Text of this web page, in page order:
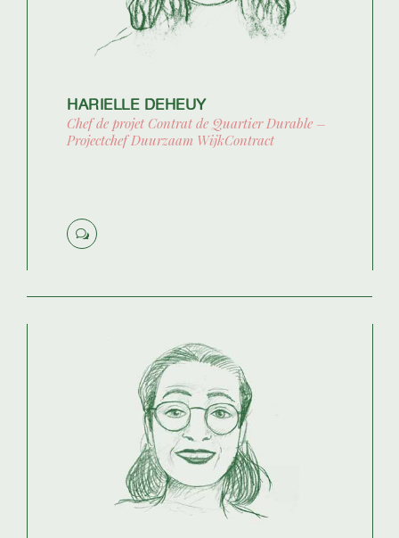
HARIELLE DEHEUY
Chef de projet Contrat de Quartier Durable –
Projectchef Duurzaam WijkContract